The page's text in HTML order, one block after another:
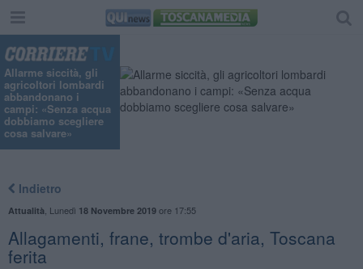
Allarme siccità, gli
agricoltori lombardi
abbandonano i
campi: «Senza acqua
dobbiamo scegliere
cosa salvare»
Indietro
Attualità Lunedì 18 Novembre 2019ore 17:55
Allagamenti, frane, trombe d'aria, Toscana
ferita